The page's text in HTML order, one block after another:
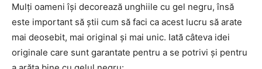
Mulți oameni își decorează unghiile cu gel negru, însă
este important să știi cum să faci ca acest lucru să arate
mai deosebit, mai original și mai unic. Iată câteva idei
originale care sunt garantate pentru a se potrivi și pentru